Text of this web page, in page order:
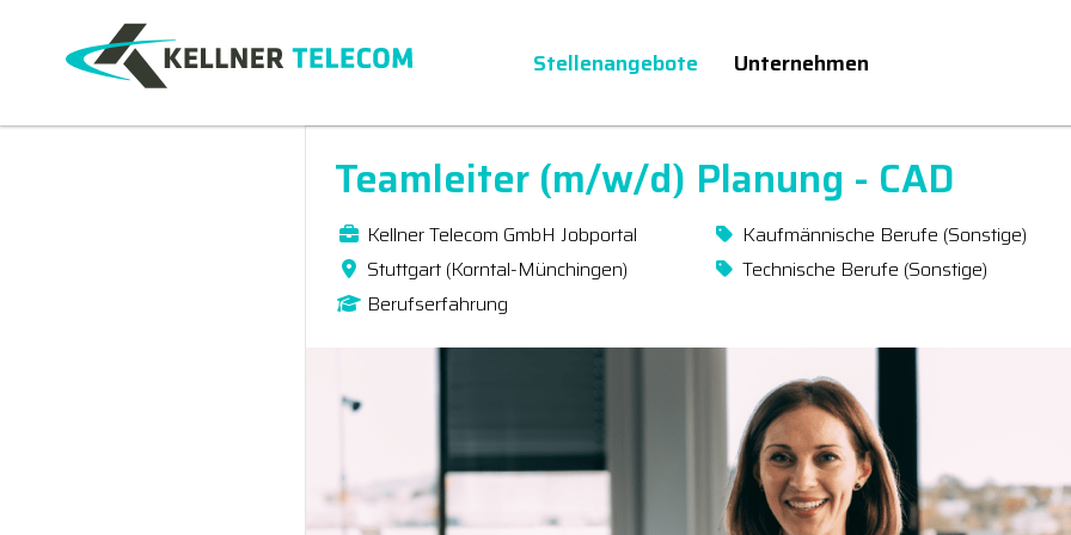
Stellenangebote Unternehmen
Teamleiter (m/w/d) Planung - CAD
Kellner Telecom GmbH Jobportal
Stuttgart (Korntal-Münchingen)
Berufserfahrung
Kaufmännische Berufe (Sonstige)
Technische Berufe (Sonstige)